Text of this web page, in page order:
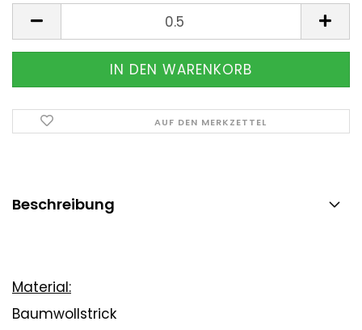
AUF DEN MERKZETTEL
Beschreibung
Material:
Baumwollstrick